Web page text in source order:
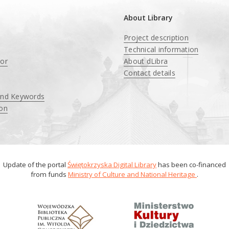
Keywords
About Library
Project description
Technical information
About dLibra
Contact details
Update of the portal Świętokrzyska Digital Libraryhas been co-financed
from funds Ministry of Culture and National Heritage .